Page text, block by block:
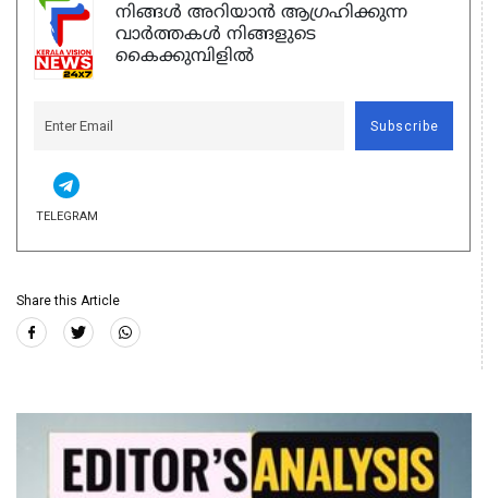
നിങ്ങൾ അറിയാൻ ആഗ്രഹിക്കുന്ന
വാർത്തകൾ നിങ്ങളുടെ
കൈക്കുമ്പിളിൽ
Subscribe
TELEGRAM
Share this Article